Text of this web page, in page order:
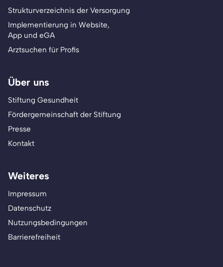
Strukturverzeichnis der Versorgung
Implementierung in Website,
App und eGA
Arztsuchen für Profis
Über uns
Stiftung Gesundheit
Fördergemeinschaft der Stiftung
Presse
Kontakt
Weiteres
Impressum
Datenschutz
Nutzungsbedingungen
Barrierefreiheit